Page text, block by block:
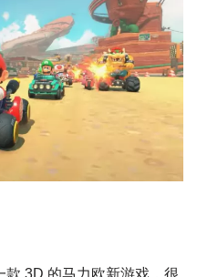
3D 的马力欧新游戏，很